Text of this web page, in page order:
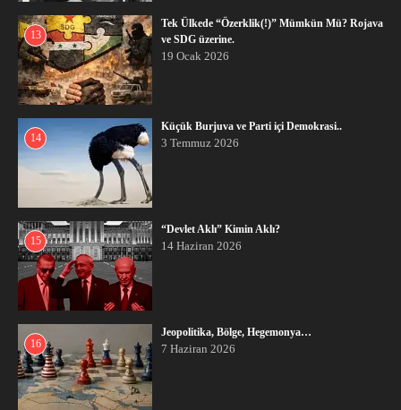
13
Tek Ülkede “Özerklik(!)” Mümkün Mü? Rojava
ve SDG üzerine.
19 Ocak 2026
14
Küçük Burjuva ve Parti içi Demokrasi..
3 Temmuz 2026
15
“Devlet Aklı” Kimin Aklı?
14 Haziran 2026
16
Jeopolitika, Bölge, Hegemonya…
7 Haziran 2026